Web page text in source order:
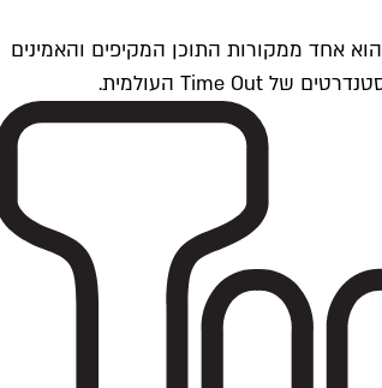
Time Outתל אביב הוא חלק מרשת Time Out Global — רשת מדיה בינלאומית הפועלת ב-360 ערים מרכזיות וב-60 מדינות ברחבי העולם. Time Out הוא אחד ממקורות התוכן המקיפים והאמינים